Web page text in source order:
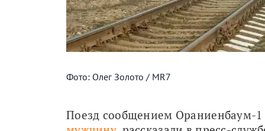
Фото: Олег Золото / MR7
Поезд сообщением Ораниенбаум-1